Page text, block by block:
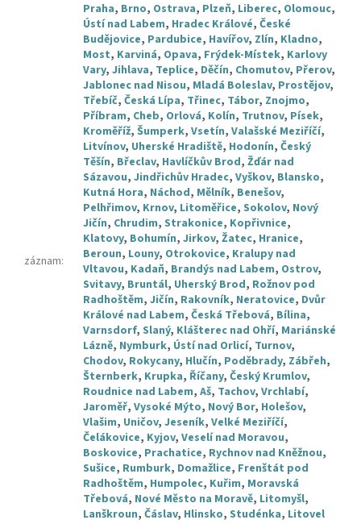
záznam:
Praha, Brno, Ostrava, Plzeň, Liberec, Olomouc,
Ústí nad Labem, Hradec Králové, České
Budějovice, Pardubice, Havířov, Zlín, Kladno,
Most, Karviná, Opava, Frýdek-Místek, Karlovy
Vary, Jihlava, Teplice, Děčín, Chomutov, Přerov,
Jablonec nad Nisou, Mladá Boleslav, Prostějov,
Třebíč, Česká Lípa, Třinec, Tábor, Znojmo,
Příbram, Cheb, Orlová, Kolín, Trutnov, Písek,
Kroměříž, Šumperk, Vsetín, Valašské Meziříčí,
Litvínov, Uherské Hradiště, Hodonín, Český
Těšín, Břeclav, Havlíčkův Brod, Žďár nad
Sázavou, Jindřichův Hradec, Vyškov, Blansko,
Kutná Hora, Náchod, Mělník, Benešov,
Pelhřimov, Krnov, Litoměřice, Sokolov, Nový
Jičín, Chrudim, Strakonice, Kopřivnice,
Klatovy, Bohumín, Jirkov, Žatec, Hranice,
Beroun, Louny, Otrokovice, Kralupy nad
Vltavou, Kadaň, Brandýs nad Labem, Ostrov,
Svitavy, Bruntál, Uherský Brod, Rožnov pod
Radhoštěm, Jičín, Rakovník, Neratovice, Dvůr
Králové nad Labem, Česká Třebová, Bílina,
Varnsdorf, Slaný, Klášterec nad Ohří, Mariánské
Lázně, Nymburk, Ústí nad Orlicí, Turnov,
Chodov, Rokycany, Hlučín, Poděbrady, Zábřeh,
Šternberk, Krupka, Říčany, Český Krumlov,
Roudnice nad Labem, Aš, Tachov, Vrchlabí,
Jaroměř, Vysoké Mýto, Nový Bor, Holešov,
Vlašim, Uničov, Jeseník, Velké Meziříčí,
Čelákovice, Kyjov, Veselí nad Moravou,
Boskovice, Prachatice, Rychnov nad Kněžnou,
Sušice, Rumburk, Domažlice, Frenštát pod
Radhoštěm, Humpolec, Kuřim, Moravská
Třebová, Nové Město na Moravě, Litomyšl,
Lanškroun, Čáslav, Hlinsko, Studénka, Litovel